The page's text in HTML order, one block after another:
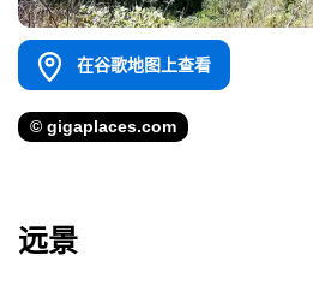
在谷歌地图上查看
© gigaplaces.com
远景